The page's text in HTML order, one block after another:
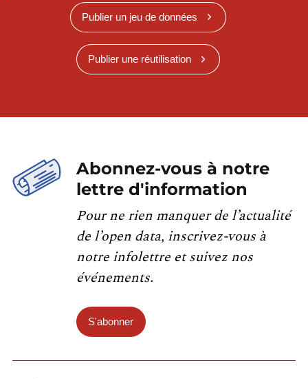
Publier un jeu de données
Publier une réutilisation
Abonnez-vous à notre
lettre d'information
Pour ne rien manquer de l’actualité
de l’open data, inscrivez-vous à
notre infolettre et suivez nos
événements.
S'abonner